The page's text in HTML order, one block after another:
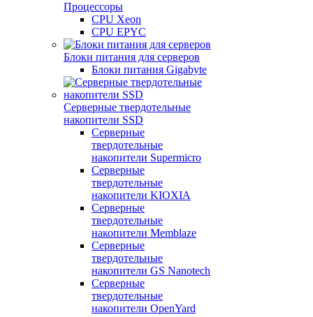
Процессоры
CPU Xeon
CPU EPYC
Блоки питания для серверов
Блоки питания Gigabyte
Серверные твердотельные
накопители SSD
Cерверные
твердотельные
накопители Supermicro
Cерверные
твердотельные
накопители KIOXIA
Cерверные
твердотельные
накопители Memblaze
Cерверные
твердотельные
накопители GS Nanotech
Серверные
твердотельные
накопители OpenYard